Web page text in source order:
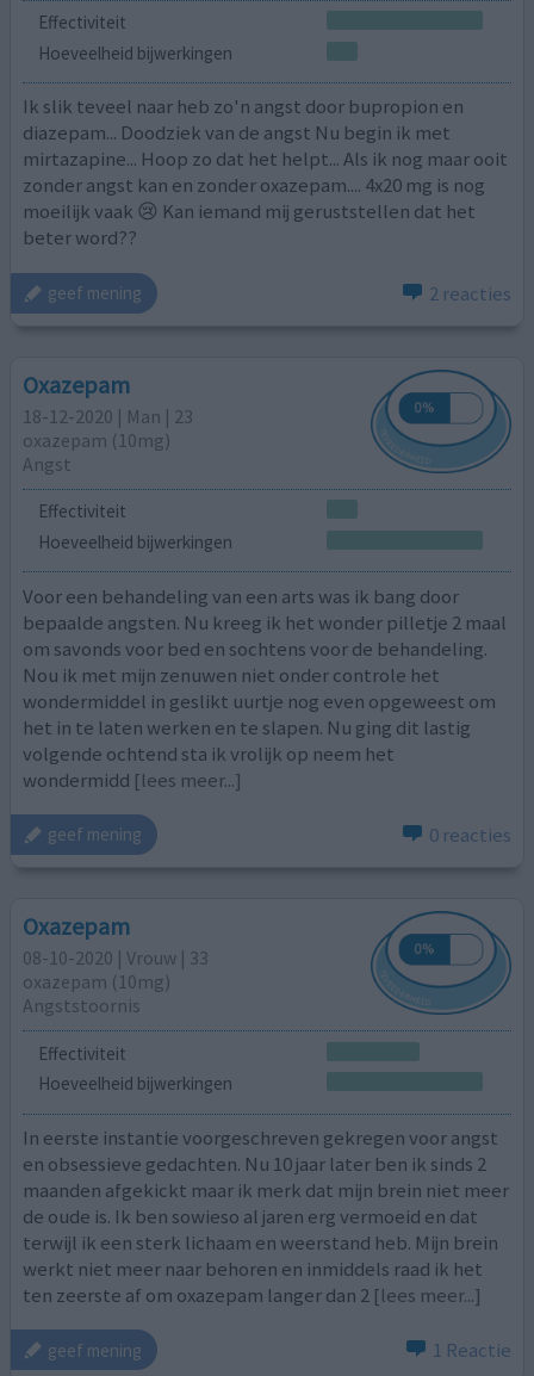
Effectiviteit
Hoeveelheid bijwerkingen
Ik slik teveel naar heb zo'n angst door bupropion en
diazepam... Doodziek van de angst Nu begin ik met
mirtazapine... Hoop zo dat het helpt... Als ik nog maar ooit
zonder angst kan en zonder oxazepam.... 4x20 mg is nog
moeilijk vaak 😢 Kan iemand mij geruststellen dat het
beter word??
geef mening 2 reacties
Oxazepam
18-12-2020 | Man | 23
oxazepam (10mg)
Angst
Effectiviteit
Hoeveelheid bijwerkingen
Voor een behandeling van een arts was ik bang door
bepaalde angsten. Nu kreeg ik het wonder pilletje 2 maal
om savonds voor bed en sochtens voor de behandeling.
Nou ik met mijn zenuwen niet onder controle het
wondermiddel in geslikt uurtje nog even opgeweest om
het in te laten werken en te slapen. Nu ging dit lastig
volgende ochtend sta ik vrolijk op neem het
wondermidd [lees meer...]
geef mening 0 reacties
Oxazepam
08-10-2020 | Vrouw | 33
oxazepam (10mg)
Angststoornis
Effectiviteit
Hoeveelheid bijwerkingen
In eerste instantie voorgeschreven gekregen voor angst
en obsessieve gedachten. Nu 10 jaar later ben ik sinds 2
maanden afgekickt maar ik merk dat mijn brein niet meer
de oude is. Ik ben sowieso al jaren erg vermoeid en dat
terwijl ik een sterk lichaam en weerstand heb. Mijn brein
werkt niet meer naar behoren en inmiddels raad ik het
ten zeerste af om oxazepam langer dan 2 [lees meer...]
geef mening 1 Reactie